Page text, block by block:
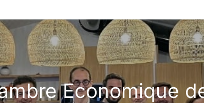
Rechercher :
Economique